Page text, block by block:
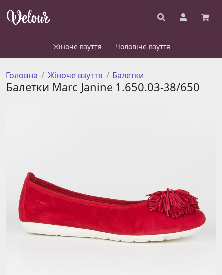
Жіноче взуття Чоловіче взуття
Головна Жіноче взуття Балетки
Балетки Marc Janine 1.650.03-38/650